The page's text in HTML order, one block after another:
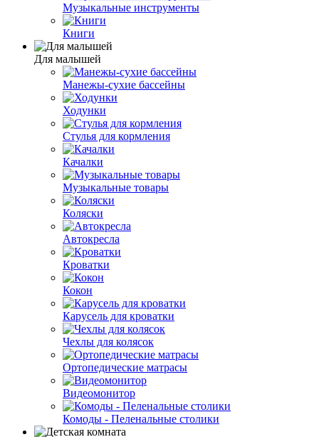
Музыкальные инструменты
Книги
Для малышей
Манежы-сухие бассейны
Ходунки
Стулья для кормления
Качалки
Музыкальные товары
Коляски
Автокресла
Кроватки
Кокон
Карусель для кроватки
Чехлы для колясок
Ортопедические матрасы
Видеомонитор
Комоды - Пеленальные столики